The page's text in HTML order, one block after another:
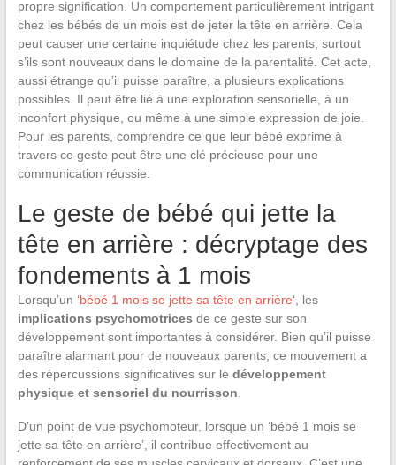
propre signification. Un comportement particulièrement intrigant
chez les bébés de un mois est de jeter la tête en arrière. Cela
peut causer une certaine inquiétude chez les parents, surtout
s’ils sont nouveaux dans le domaine de la parentalité. Cet acte,
aussi étrange qu’il puisse paraître, a plusieurs explications
possibles. Il peut être lié à une exploration sensorielle, à un
inconfort physique, ou même à une simple expression de joie.
Pour les parents, comprendre ce que leur bébé exprime à
travers ce geste peut être une clé précieuse pour une
communication réussie.
Le geste de bébé qui jette la
tête en arrière : décryptage des
fondements à 1 mois
Lorsqu’un ‘bébé 1 mois se jette sa tête en arrière‘, les
implications psychomotrices de ce geste sur son
développement sont importantes à considérer. Bien qu’il puisse
paraître alarmant pour de nouveaux parents, ce mouvement a
des répercussions significatives sur le développement
physique et sensoriel du nourrisson
D’un point de vue psychomoteur, lorsque un ‘bébé 1 mois se
jette sa tête en arrière’, il contribue effectivement au